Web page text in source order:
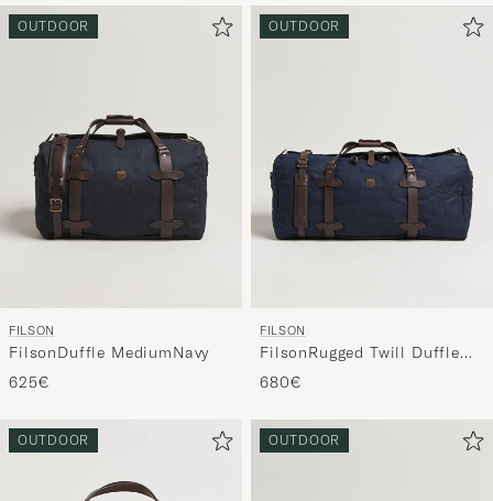
OUTDOOR
FILSON
FilsonDuffle MediumNavy
625€
OUTDOOR
FILSON
FilsonRugged Twill Duffle
LargeNavy
680€
OUTDOOR OUTDOOR